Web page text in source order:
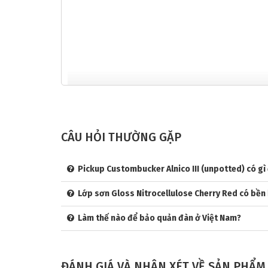
GIỚI THIỆU VỀ THƯƠNG HIỆU GIBSON &
Gibson – Huyền thoại guitar điện
Gibson, thành lập từ cuối thế kỷ 19 tại Kalamazoo,
Gibson Custom Shop chuyên tái hiện các cây đàn
âm thanh và thẩm mỹ. Gibson Custom Shop EDS-
Tổng quan về Gibson Custom Shop EDS-1275
CÂU HỎI THƯỜNG GẶP
Pickup Custombucker Alnico III (unpotted) có gì
Lớp sơn Gloss Nitrocellulose Cherry Red có bền
Làm thế nào để bảo quản đàn ở Việt Nam?